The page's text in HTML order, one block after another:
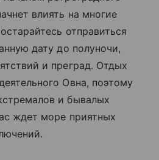
влиять на многие
отправиться
дату до полуночи,
и преград. Отдых
Овна, поэтому
и бывалых
ждет море приятных